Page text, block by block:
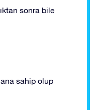
sonra bile
sahip olup